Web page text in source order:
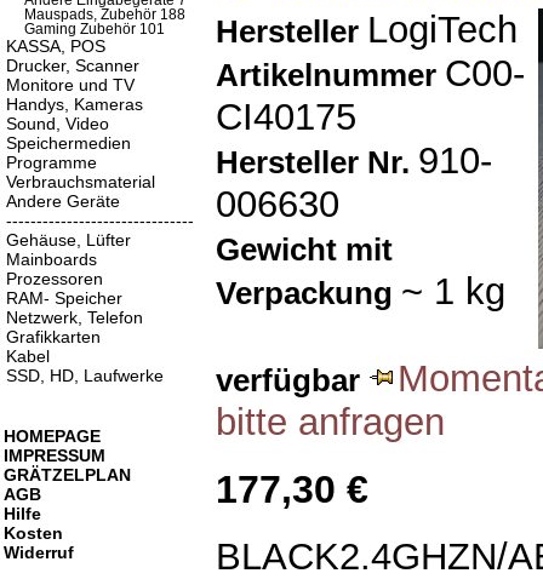
Hersteller LogiTech
Artikelnummer C00-
CI40175
Hersteller Nr. 910-
006630
Gewicht mit
Verpackung ~ 1 kg
verfügbar
bitte anfragen
177,30 €
BLACK2.4GHZN/
Mauspads, Zubehör 188
Gaming Zubehör 101
KASSA, POS
Drucker, Scanner
Monitore und TV
Handys, Kameras
Sound, Video
Speichermedien
Programme
Verbrauchsmaterial
Andere Geräte
-------------------------------
Gehäuse, Lüfter
Mainboards
Prozessoren
RAM- Speicher
Netzwerk, Telefon
Grafikkarten
Kabel
SSD, HD, Laufwerke
HOMEPAGE
IMPRESSUM
GRÄTZELPLAN
AGB
Hilfe
Kosten
Widerruf